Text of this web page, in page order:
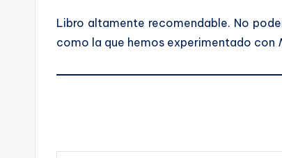
Libro altamente recomendable. No
como la que hemos experimentado con
Escribe tu correo electrónico…